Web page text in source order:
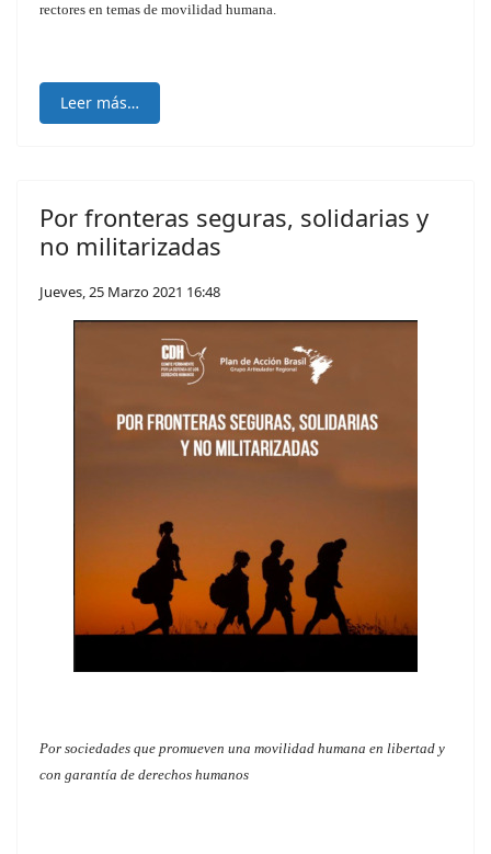
rectores en temas de movilidad humana.
Leer más…
Por fronteras seguras, solidarias y
no militarizadas
Jueves, 25 Marzo 2021 16:48
Por sociedades que promueven una movilidad humana en libertad y
con garantía de derechos humanos